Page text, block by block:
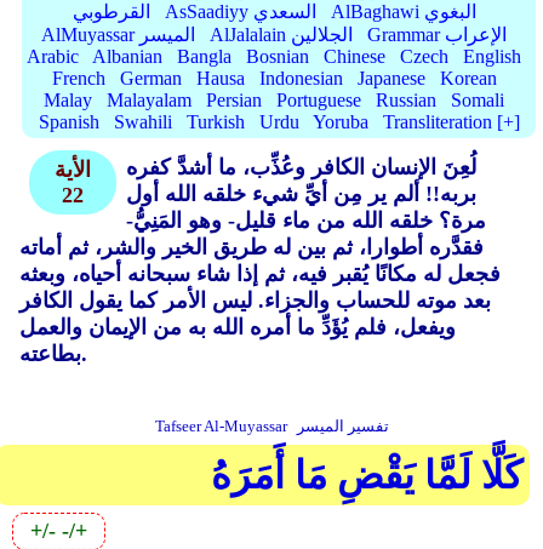
القرطوبي
AsSaadiyy السعدي
AlBaghawi البغوي
AlMuyassar الميسر
AlJalalain الجلالين
Grammar الإعراب
Arabic
Albanian Bangla Bosnian Chinese Czech
English
French
German Hausa Indonesian Japanese
Korean
Malay
Malayalam Persian Portuguese Russian
Somali
Spanish
Swahili Turkish Urdu Yoruba Transliteration [+]
الأية
22
لُعِنَ الإنسان الكافر وعُذِّب، ما أشدَّ كفره
بربه!! ألم ير مِن أيِّ شيء خلقه الله أول
مرة؟ خلقه الله من ماء قليل- وهو المَنِيُّ-
فقدَّره أطوارا، ثم بين له طريق الخير والشر، ثم أماته
فجعل له مكانًا يُقبر فيه، ثم إذا شاء سبحانه أحياه، وبعثه
بعد موته للحساب والجزاء. ليس الأمر كما يقول الكافر
ويفعل، فلم يُؤَدِّ ما أمره الله به من الإيمان والعمل
بطاعته.
Tafseer Al-Muyassar تفسير الميسر
كَلَّا لَمَّا يَقْضِ مَا أَمَرَهُ
+/- -/+